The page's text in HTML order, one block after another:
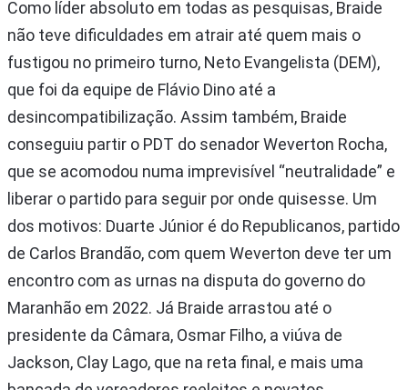
Como líder absoluto em todas as pesquisas, Braide
não teve dificuldades em atrair até quem mais o
fustigou no primeiro turno, Neto Evangelista (DEM),
que foi da equipe de Flávio Dino até a
desincompatibilização. Assim também, Braide
conseguiu partir o PDT do senador Weverton Rocha,
que se acomodou numa imprevisível “neutralidade” e
liberar o partido para seguir por onde quisesse. Um
dos motivos: Duarte Júnior é do Republicanos, partido
de Carlos Brandão, com quem Weverton deve ter um
encontro com as urnas na disputa do governo do
Maranhão em 2022. Já Braide arrastou até o
presidente da Câmara, Osmar Filho, a viúva de
Jackson, Clay Lago, que na reta final, e mais uma